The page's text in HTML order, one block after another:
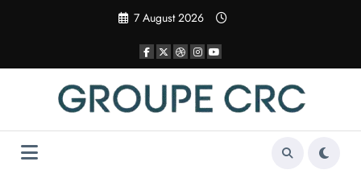
7 August 2026